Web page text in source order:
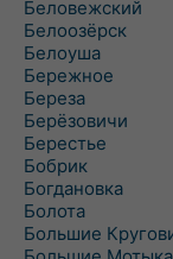
Беловежский
Белоозёрск
Белоуша
Бережное
Береза
Берёзовичи
Берестье
Бобрик
Богдановка
Болота
Большие